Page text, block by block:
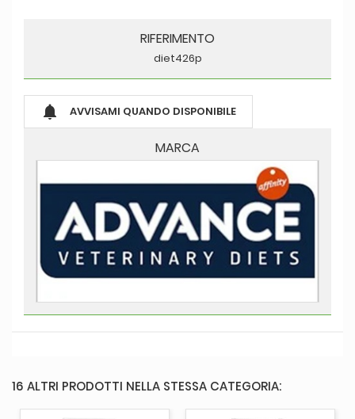
RIFERIMENTO
diet426p
 AVVISAMI QUANDO DISPONIBILE
MARCA
16 ALTRI PRODOTTI NELLA STESSA CATEGORIA: